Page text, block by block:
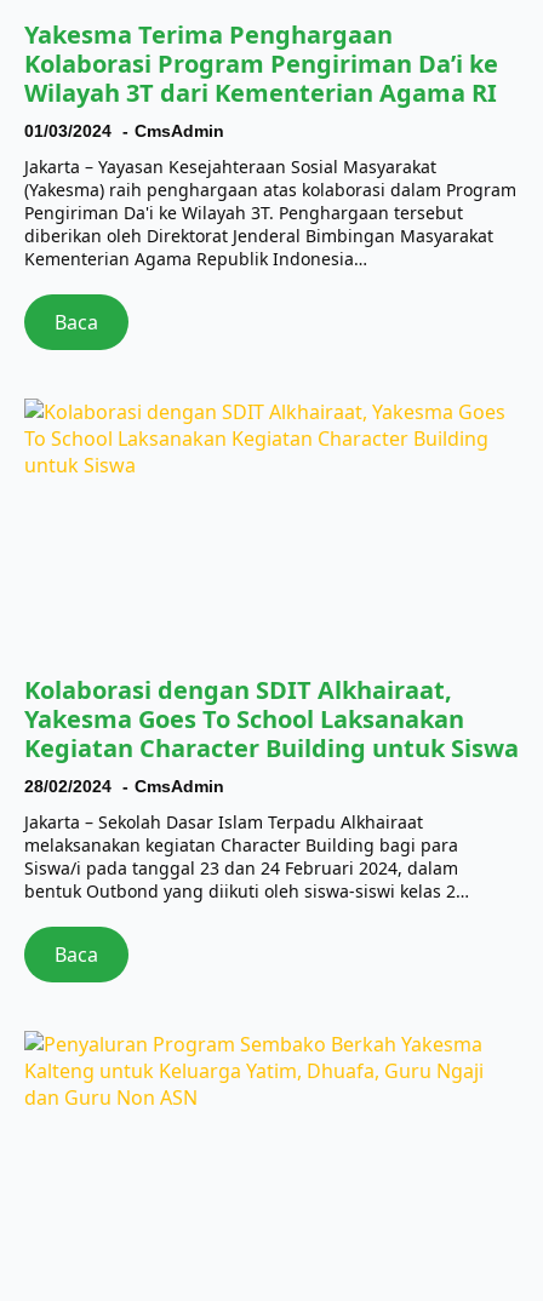
Yakesma Terima Penghargaan
Kolaborasi Program Pengiriman Da’i ke
Wilayah 3T dari Kementerian Agama RI
01/03/2024 CmsAdmin
Jakarta – Yayasan Kesejahteraan Sosial Masyarakat
(Yakesma) raih penghargaan atas kolaborasi dalam Program
Pengiriman Da'i ke Wilayah 3T. Penghargaan tersebut
diberikan oleh Direktorat Jenderal Bimbingan Masyarakat
Kementerian Agama Republik Indonesia…
Baca
Kolaborasi dengan SDIT Alkhairaat,
Yakesma Goes To School Laksanakan
Kegiatan Character Building untuk Siswa
28/02/2024 CmsAdmin
Jakarta – Sekolah Dasar Islam Terpadu Alkhairaat
melaksanakan kegiatan Character Building bagi para
Siswa/i pada tanggal 23 dan 24 Februari 2024, dalam
bentuk Outbond yang diikuti oleh siswa-siswi kelas 2…
Baca